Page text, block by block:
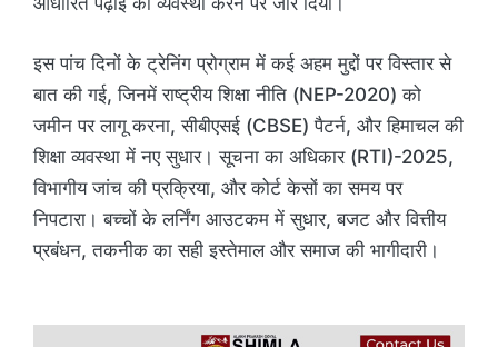
इस पांच दिनों के ट्रेनिंग प्रोग्राम में कई अहम मुद्दों पर विस्तार से
बात की गई, जिनमें राष्ट्रीय शिक्षा नीति (NEP-2020) को
जमीन पर लागू करना, सीबीएसई (CBSE) पैटर्न, और हिमाचल की
शिक्षा व्यवस्था में नए सुधार। सूचना का अधिकार (RTI)-2025,
विभागीय जांच की प्रक्रिया, और कोर्ट केसों का समय पर
निपटारा। बच्चों के लर्निंग आउटकम में सुधार, बजट और वित्तीय
प्रबंधन, तकनीक का सही इस्तेमाल और समाज की भागीदारी।